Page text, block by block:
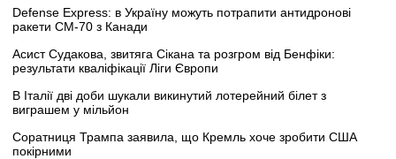
Defense Express: в Україну можуть потрапити антидронові
ракети CM-70 з Канади
Асист Судакова, звитяга Сікана та розгром від Бенфіки:
результати кваліфікації Ліги Європи
В Італії дві доби шукали викинутий лотерейний білет з
виграшем у мільйон
Соратниця Трампа заявила, що Кремль хоче зробити США
покірними